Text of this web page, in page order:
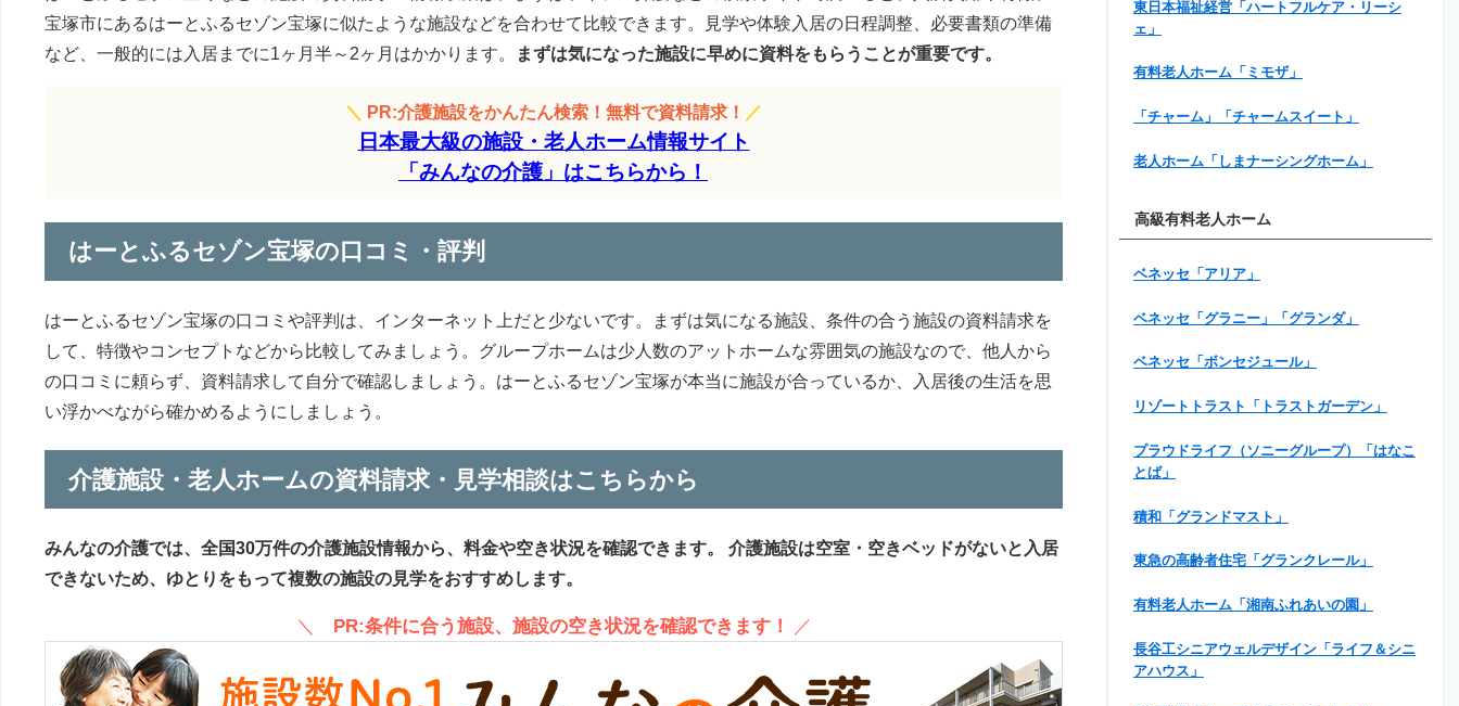
宝塚市にあるはーとふるセゾン宝塚に似たような施設などを合わせて比較できます。見学や体験入居の日程調整、必要書類の準備
など、一般的には入居までに1ヶ月半～2ヶ月はかかります。
まずは気になった施設に早めに資料をもらうことが重要です。
＼ PR:介護施設をかんたん検索！無料で資料請求！ ／
日本最大級の施設・老人ホーム情報サイト
「みんなの介護」はこちらから！
はーとふるセゾン宝塚の口コミ・評判
はーとふるセゾン宝塚の口コミや評判は、インターネット上だと少ないです。まずは気になる施設、条件の合う施設の資料請求を
して、特徴やコンセプトなどから比較してみましょう。グループホームは少人数のアットホームな雰囲気の施設なので、他人から
の口コミに頼らず、資料請求して自分で確認しましょう。はーとふるセゾン宝塚が本当に施設が合っているか、入居後の生活を思
い浮かべながら確かめるようにしましょう。
介護施設・老人ホームの資料請求・見学相談はこちらから
みんなの介護では、全国30万件の介護施設情報から、料金や空き状況を確認できます。
介護施設は空室・空きベッドがないと入居
できないため、ゆとりをもって複数の施設の見学をおすすめします。
＼ PR:条件に合う施設、施設の空き状況を確認できます！ ／
東日本福祉経営「ハートフルケア・リーシ
ェ」
有料老人ホーム「ミモザ」
「チャーム」「チャームスイート」
老人ホーム「しまナーシングホーム」
高級有料老人ホーム
ベネッセ「アリア」
ベネッセ「グラニー」「グランダ」
ベネッセ「ボンセジュール」
リゾートトラスト「トラストガーデン」
プラウドライフ（ソニーグループ）「はなこ
とば」
積和「グランドマスト」
東急の高齢者住宅「グランクレール」
有料老人ホーム「湘南ふれあいの園」
長谷工シニアウェルデザイン「ライフ＆シニ
アハウス」